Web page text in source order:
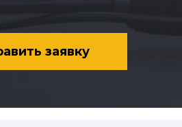
заявку